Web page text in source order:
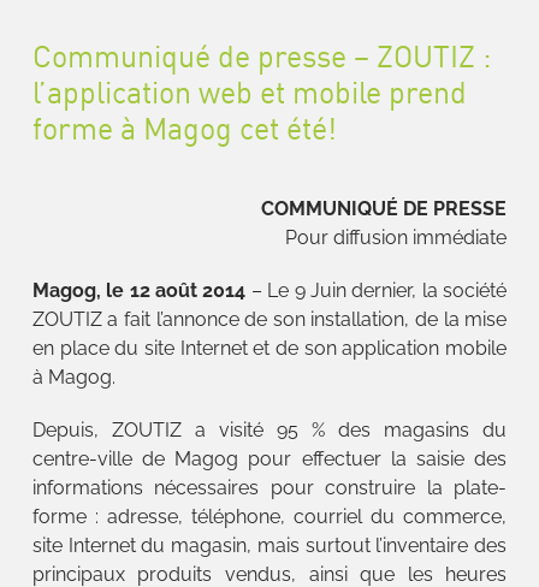
Communiqué de presse – ZOUTIZ :
l’application web et mobile prend
forme à Magog cet été!
COMMUNIQUÉ DE PRESSE
Pour diffusion immédiate
Magog, le 12 août 2014 – Le 9 Juin dernier, la société
ZOUTIZ a fait l’annonce de son installation, de la mise
en place du site Internet et de son application mobile
à Magog.
Depuis, ZOUTIZ a visité 95 % des magasins du
centre-ville de Magog pour effectuer la saisie des
informations nécessaires pour construire la plate-
forme : adresse, téléphone, courriel du commerce,
site Internet du magasin, mais surtout l’inventaire des
principaux produits vendus, ainsi que les heures